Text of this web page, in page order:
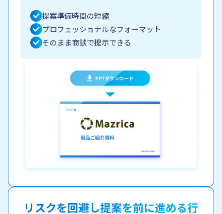
提案準備時間の短縮
プロフェッショナルなフォーマット
そのまま商談で提示できる
リスクを回避し提案を前に進める行